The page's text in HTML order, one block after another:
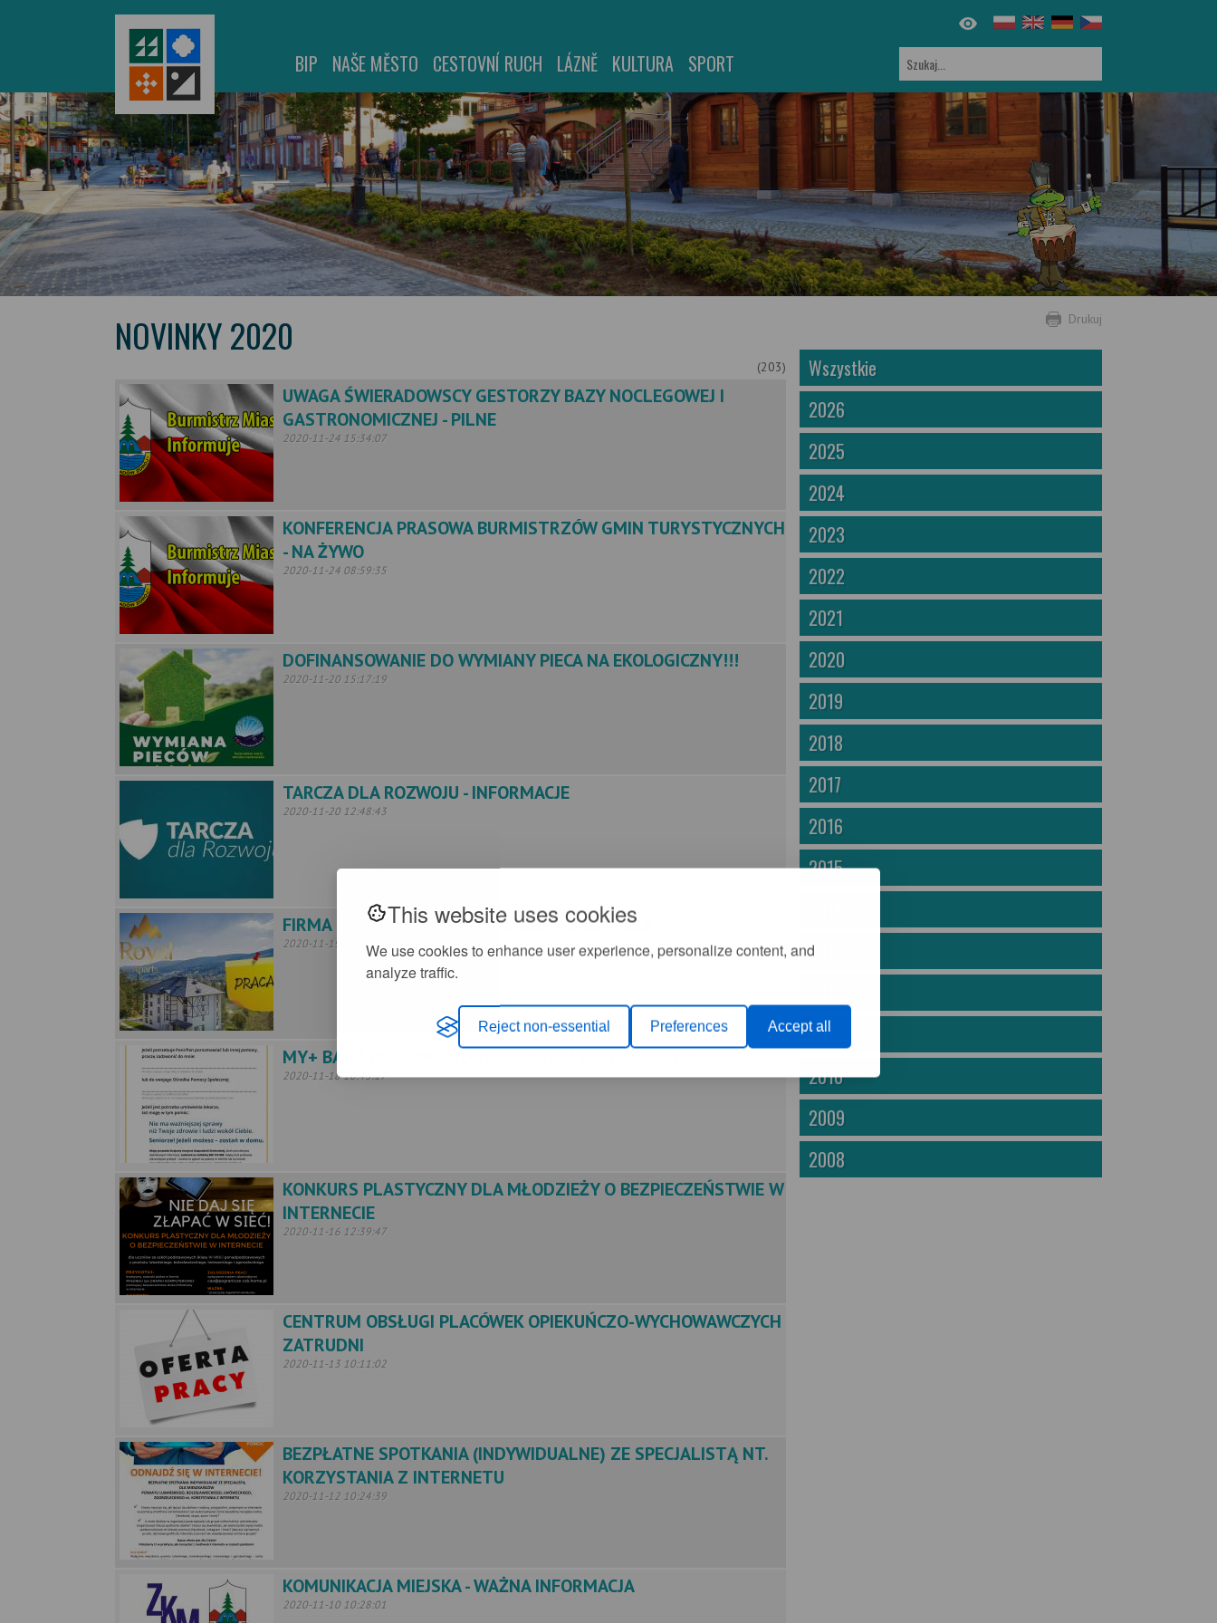
This website uses cookies
We use cookies to enhance user experience, personalize content, and
analyze traffic.
Reject non-essential Preferences Accept all
BIP NAŠE MĚSTO CESTOVNÍ RUCH LÁZNĚ KULTURA SPORT
Drukuj
NOVINKY 2020
(203)
UWAGA ŚWIERADOWSCY GESTORZY BAZY NOCLEGOWEJ I
GASTRONOMICZNEJ - PILNE
2020-11-24 15:34:07
KONFERENCJA PRASOWA BURMISTRZÓW GMIN TURYSTYCZNYCH
- NA ŻYWO
2020-11-24 08:59:35
DOFINANSOWANIE DO WYMIANY PIECA NA EKOLOGICZNY!!!
2020-11-20 15:17:19
TARCZA DLA ROZWOJU - INFORMACJE
2020-11-20 12:48:43
FIRMA ROYAL APARTS POSZUKUJE PRACOWNIKA
2020-11-19 11:39:30
MY+ BĄDŹ BLISKIM OSOBY STARSZEJ Z SĄSIEDZTWA
2020-11-18 10:43:17
KONKURS PLASTYCZNY DLA MŁODZIEŻY O BEZPIECZEŃSTWIE W
INTERNECIE
2020-11-16 12:39:47
CENTRUM OBSŁUGI PLACÓWEK OPIEKUŃCZO-WYCHOWAWCZYCH
ZATRUDNI
2020-11-13 10:11:02
BEZPŁATNE SPOTKANIA (INDYWIDUALNE) ZE SPECJALISTĄ NT.
KORZYSTANIA Z INTERNETU
2020-11-12 10:24:39
KOMUNIKACJA MIEJSKA - WAŻNA INFORMACJA
2020-11-10 10:28:01
Wszystkie
2026
2025
2024
2023
2022
2021
2020
2019
2018
2017
2016
2015
2013
2011
2010
2009
2008